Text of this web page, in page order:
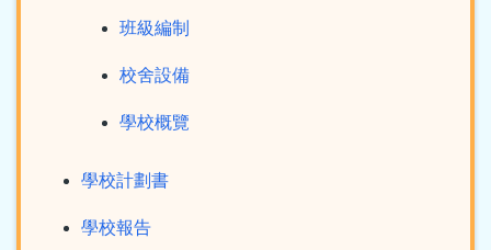
班級編制
校舍設備
學校概覽
學校計劃書
學校報告